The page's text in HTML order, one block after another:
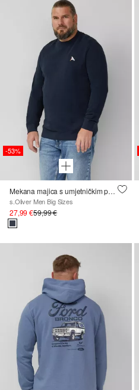
-53%
Mekana majica s umjetničkim printom, opuštenog kroja ; Zimska sportska kolekcija
s.Oliver Men Big Sizes
27,99 €59,99 €